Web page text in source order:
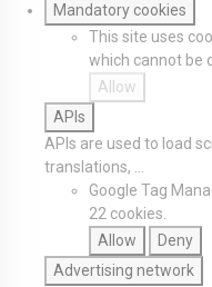
Mandatory cookies
This site uses
which cannot be
Allow
APIs
APIs are used to load
translations, ...
Google Tag
22 cookies.
Allow
Deny
Advertising network